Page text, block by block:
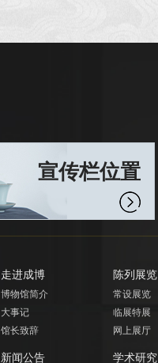
宣传栏位置
走进成博
博物馆简介
大事记
馆长致辞
陈列展览
常设展览
临展特展
网上展厅
新闻公告 学术研究